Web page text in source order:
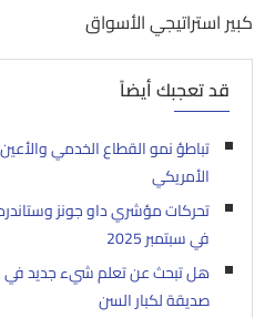
كبير استراتيجي الأسواق
قد تعجبك أيضاً
تباطؤ نمو القطاع الخدمي
الأمريكي
في سبتمبر 2025
هل تبحث عن تعلم شيء جديد في
صديقة لكبار السن